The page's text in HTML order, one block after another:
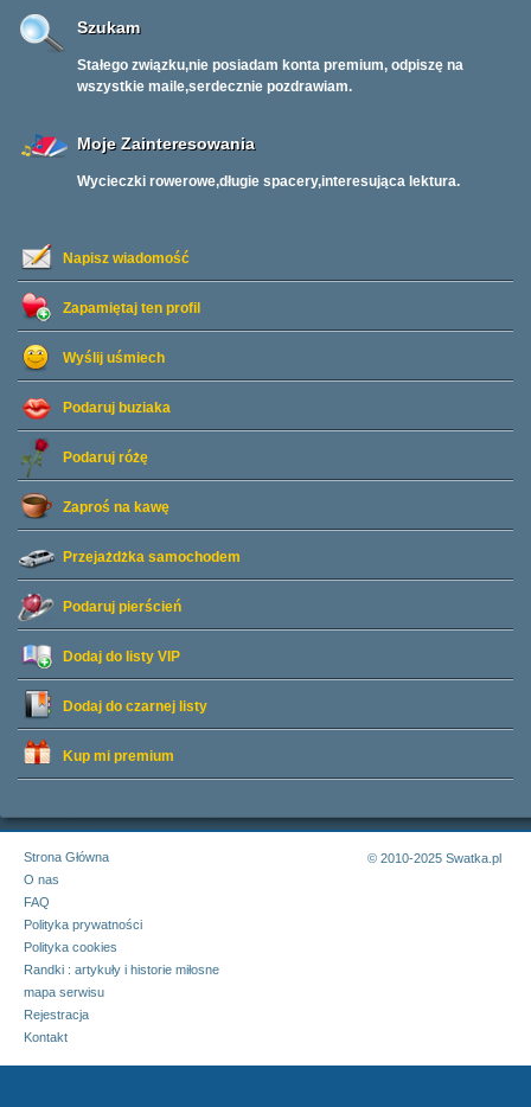
Napisz wiadomość
Zapamiętaj ten profil
Wyślij uśmiech
Podaruj buziaka
Podaruj różę
Zaproś na kawę
Przejażdżka samochodem
Podaruj pierścień
Dodaj do listy VIP
Dodaj do czarnej listy
Kup mi premium
Szukam
Stałego związku,nie posiadam konta premium, odpiszę na
wszystkie maile,serdecznie pozdrawiam.
Moje Zainteresowania
Wycieczki rowerowe,długie spacery,interesująca lektura.
Strona Główna
O nas
FAQ
Polityka prywatności
Polityka cookies
Randki : artykuły i historie miłosne
mapa serwisu
Rejestracja
Kontakt
© 2010-2025 Swatka.pl